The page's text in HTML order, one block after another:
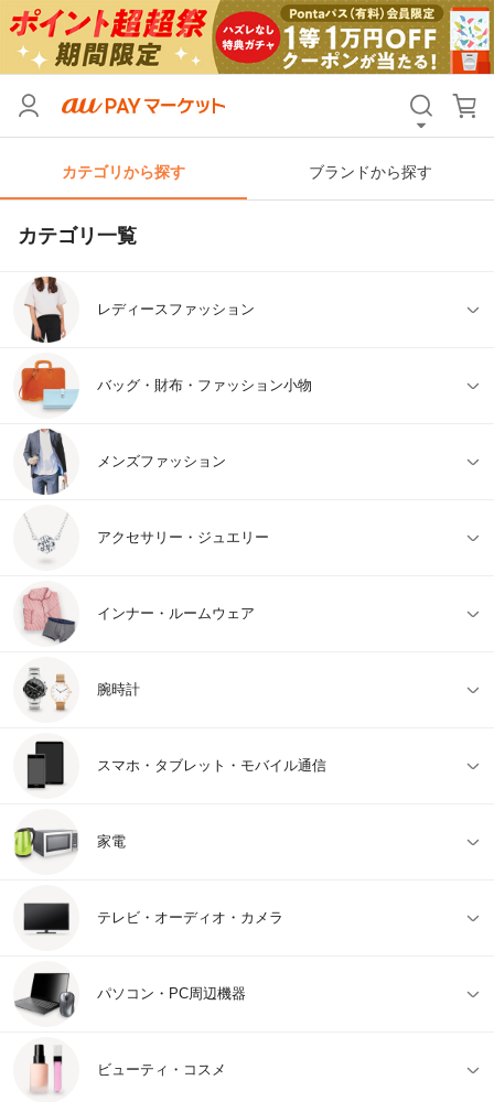
カテゴリから探す ブランドから探す
カテゴリ一覧
レディースファッション
バッグ・財布・ファッション小物
メンズファッション
アクセサリー・ジュエリー
インナー・ルームウェア
腕時計
スマホ・タブレット・モバイル通信
家電
テレビ・オーディオ・カメラ
パソコン・PC周辺機器
ビューティ・コスメ